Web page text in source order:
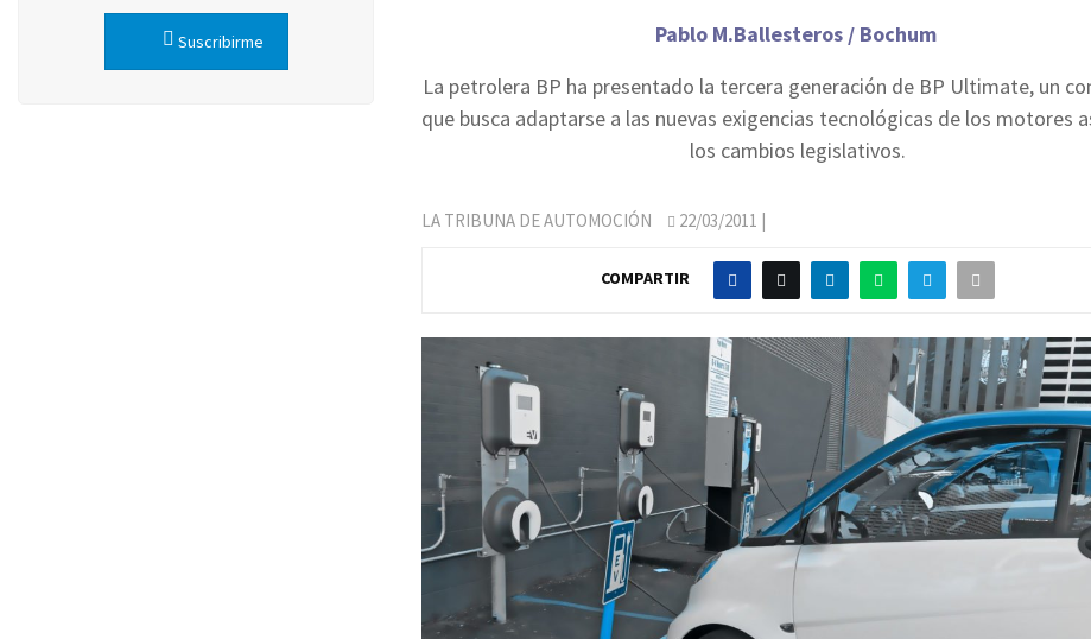
Pablo M.Ballesteros / Bochum
La petrolera BP ha presentado la tercera generación de BP Ultimate, un
que busca adaptarse a las nuevas exigencias tecnológicas de los motores
los cambios legislativos.
LA TRIBUNA DE AUTOMOCIÓN 22/03/2011 |
COMPARTIR
Suscribirme